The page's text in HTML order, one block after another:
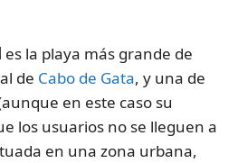
es la playa más grande de
de Cabo de Gata, y una de
en este caso su
los usuarios no se lleguen a
en una zona urbana,